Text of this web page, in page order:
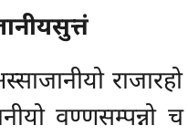
वण्णसम्पन्नो